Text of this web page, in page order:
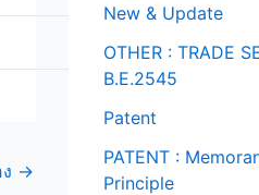
→
New & Update
OTHER : TRADE
B.E.2545
Patent
PATENT :
Principle